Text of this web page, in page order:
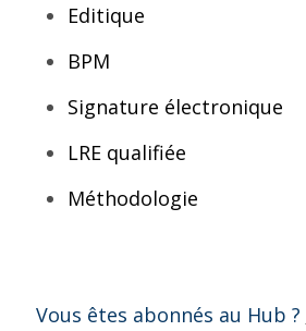
Editique
BPM
Signature électronique
LRE qualifiée
Méthodologie
Vous êtes abonnés au Hub ?